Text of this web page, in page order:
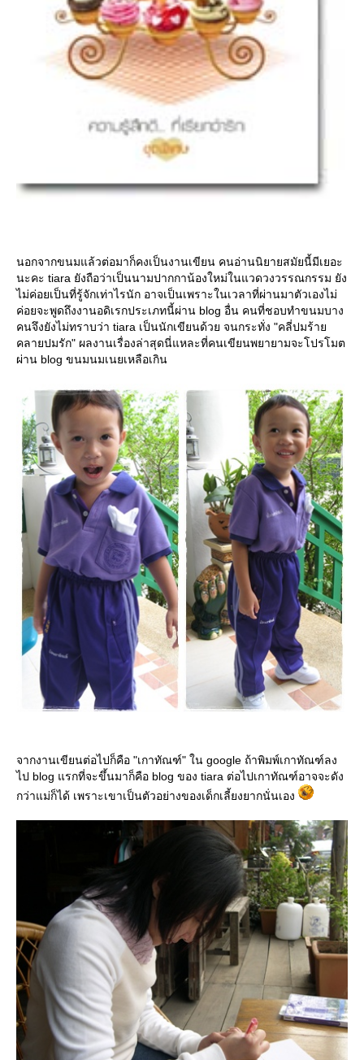
นอกจากขนมแล้วต่อมาก็คงเป็นงานเขียน คนอ่านนิยายสมัยนี้มีเยอะ
นะคะ tiara ยังถือว่าเป็นนามปากกาน้องใหม่ในแวดวงวรรณกรรม ยัง
ไม่ค่อยเป็นที่รู้จักเท่าไรนัก อาจเป็นเพราะในเวลาที่ผ่านมาตัวเองไม่
ค่อยจะพูดถึงงานอดิเรกประเภทนี้ผ่าน blog อื่น คนที่ชอบทำขนมบาง
คนจึงยังไม่ทราบว่า tiara เป็นนักเขียนด้วย จนกระทั่ง "คลี่ปมร้า
คลายปมรัก" ผลงานเรื่องล่าสุดนี่แหละที่คนเขียนพยายามจะโปรโมต
ผ่าน blog ขนมนมเนยเหลือเกิน
จากงานเขียนต่อไปก็คือ "เกาทัณฑ์" ใน google ถ้าพิมพ์เกาทัณฑ์ลง
ไป blog แรกที่จะขึ้นมาก็คือ blog ของ tiara ต่อไปเกาทัณฑ์อาจจะดัง
กว่าแม่ก็ได้ เพราะเขาเป็นตัวอย่างของเด็กเลี้ยงยากนั่นเอง